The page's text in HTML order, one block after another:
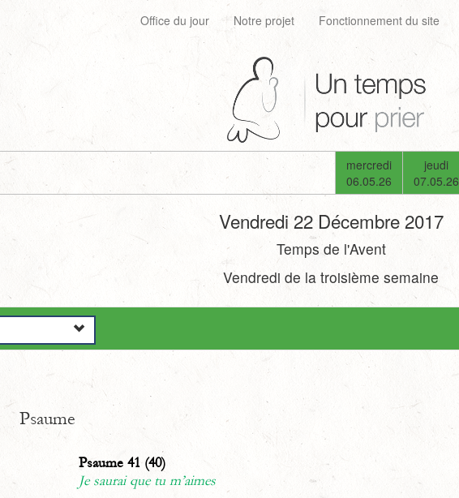
Office du jour Notre projet Fonctionnement du site
mercredi
06.05.26
jeudi
07.05.26
Vendredi 22 Décembre 2017
Temps de l'Avent
Vendredi de la troisième semaine
Psaume
Psaume 41 (40)
Je saurai que tu m’aimes